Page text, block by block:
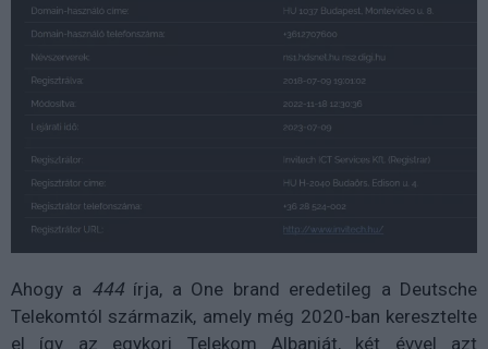
Ahogy a 444írja, a One brand eredetileg a Deutsche
Telekomtól származik, amely még 2020-ban keresztelte
el így az egykori Telekom Albaniát, két évvel azt